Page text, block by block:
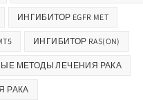
ИНГИБИТОР EGFR MET
ИНГИБИТОР RAS(ON)
МЕТОДЫ ЛЕЧЕНИЯ РАКА
РАКА